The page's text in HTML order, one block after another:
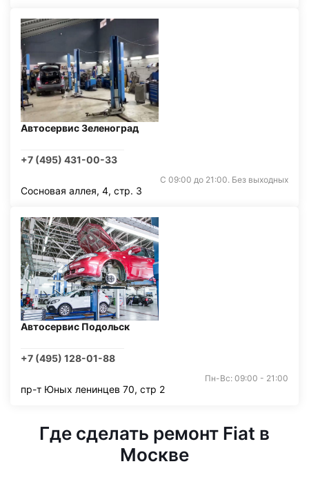
Автосервис Зеленоград
+7 (495) 431-00-33
С 09:00 до 21:00. Без выходных
Сосновая аллея, 4, стр. 3
Автосервис Подольск
+7 (495) 128-01-88
Пн-Вс: 09:00 - 21:00
пр-т Юных ленинцев 70, стр 2
Где сделать ремонт Fiat в
Москве